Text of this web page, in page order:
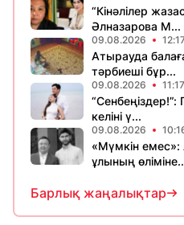
“Кінәлілер
Әлназарова М...
09.08.2026
Атырауда
тәрбиеші бұр...
09.08.2026 11:17
келіні ү...
09.08.2026
«Мүмкін емес»:
ұлының
Барлық жаңалықтар